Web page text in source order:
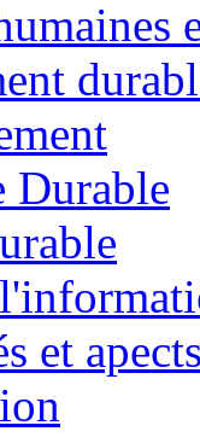
Durable
et